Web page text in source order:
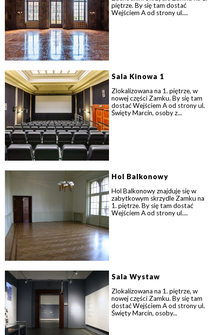
piętrze. By się tam dostać
Wejściem A od strony ul....
Sala Kinowa 1
Zlokalizowana na 1. piętrze, w
nowej części Zamku. By się tam
dostać Wejściem A od strony ul.
Święty Marcin, osoby z...
Hol Balkonowy
Hol Balkonowy znajduje się w
zabytkowym skrzydle Zamku na
1. piętrze. By się tam dostać
Wejściem A od strony ul....
Sala Wystaw
Zlokalizowana na 1. piętrze, w
nowej części Zamku. By się tam
dostać Wejściem A od strony ul.
Święty Marcin, osoby...